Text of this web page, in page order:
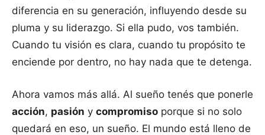
diferencia en su generación, influyendo desde su
pluma y su liderazgo. Si ella pudo, vos también.
Cuando tu visión es clara, cuando tu propósito te
enciende por dentro, no hay nada que te detenga.
Ahora vamos más allá. Al sueño tenés que ponerle
acción, pasión y compromiso porque si no solo
quedará en eso, un sueño. El mundo está lleno de